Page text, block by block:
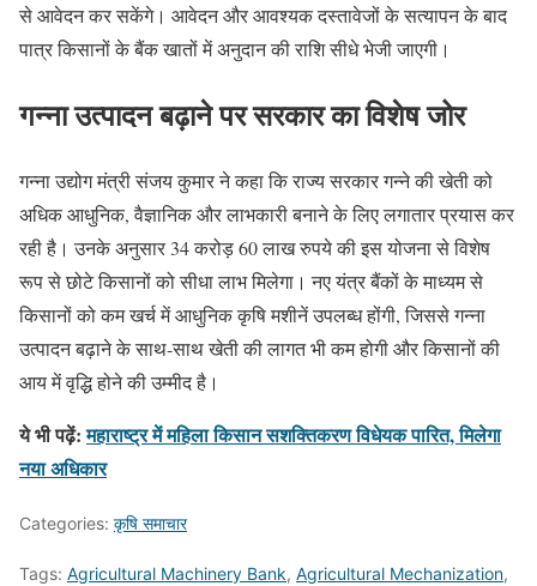
से आवेदन कर सकेंगे। आवेदन और आवश्यक दस्तावेजों के सत्यापन के बाद
पात्र किसानों के बैंक खातों में अनुदान की राशि सीधे भेजी जाएगी।
गन्ना उत्पादन बढ़ाने पर सरकार का विशेष जोर
गन्ना उद्योग मंत्री संजय कुमार ने कहा कि राज्य सरकार गन्ने की खेती को
अधिक आधुनिक, वैज्ञानिक और लाभकारी बनाने के लिए लगातार प्रयास कर
रही है। उनके अनुसार 34 करोड़ 60 लाख रुपये की इस योजना से विशेष
रूप से छोटे किसानों को सीधा लाभ मिलेगा। नए यंत्र बैंकों के माध्यम से
किसानों को कम खर्च में आधुनिक कृषि मशीनें उपलब्ध होंगी, जिससे गन्ना
उत्पादन बढ़ाने के साथ-साथ खेती की लागत भी कम होगी और किसानों की
आय में वृद्धि होने की उम्मीद है।
ये भी पढ़ें:महाराष्ट्र में महिला किसान सशक्तिकरण विधेयक पारित, मिलेगा
नया अधिकार
Categories: कृषि समाचार
Tags: Agricultural Machinery Bank, Agricultural Mechanization,